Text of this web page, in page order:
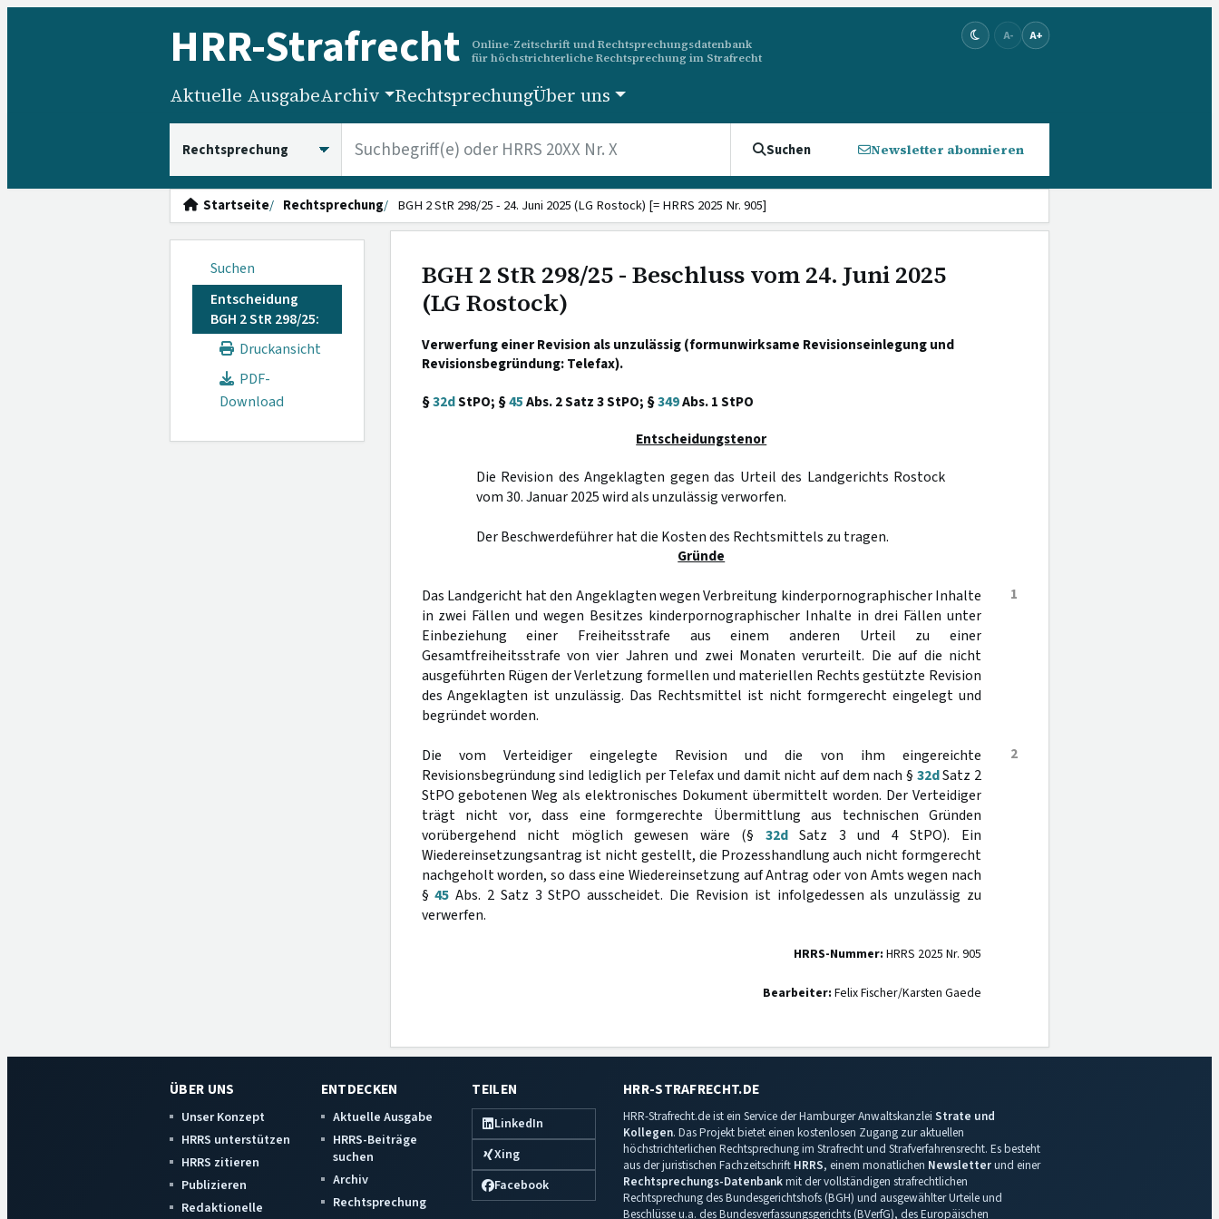
HRR-Strafrecht
Online-Zeitschrift und Rechtsprechungsdatenbank
für höchstrichterliche Rechtsprechung im Strafrecht
A- A+
Aktuelle AusgabeArchiv RechtsprechungÜber uns
Suchen Newsletter abonnieren
Startseite Rechtsprechung BGH 2 StR 298/25 - 24. Juni 2025 (LG Rostock) [= HRRS 2025 Nr. 905]
Suchen
Entscheidung
BGH 2 StR 298/25:
Druckansicht
PDF-
Download
BGH 2 StR 298/25 - Beschluss vom 24. Juni 2025
(LG Rostock)
Verwerfung einer Revision als unzulässig (formunwirksame Revisionseinlegung und
Revisionsbegründung: Telefax).
§32dStPO; §45Abs. 2 Satz 3 StPO; §349Abs. 1 StPO
Entscheidungstenor
Die Revision des Angeklagten gegen das Urteil des Landgerichts Rostock
vom 30. Januar 2025 wird als unzulässig verworfen.
Der Beschwerdeführer hat die Kosten des Rechtsmittels zu tragen.
Gründe
1
Das Landgericht hat den Angeklagten wegen Verbreitung kinderpornographischer Inhalte
in zwei Fällen und wegen Besitzes kinderpornographischer Inhalte in drei Fällen unter
Einbeziehung einer Freiheitsstrafe aus einem anderen Urteil zu einer
Gesamtfreiheitsstrafe von vier Jahren und zwei Monaten verurteilt. Die auf die nicht
ausgeführten Rügen der Verletzung formellen und materiellen Rechts gestützte Revision
des Angeklagten ist unzulässig. Das Rechtsmittel ist nicht formgerecht eingelegt und
begründet worden.
2
Die vom Verteidiger eingelegte Revision und die von ihm eingereichte
Revisionsbegründung sind lediglich per Telefax und damit nicht auf dem nach § 32dSatz 2
StPO gebotenen Weg als elektronisches Dokument übermittelt worden. Der Verteidiger
trägt nicht vor, dass eine formgerechte Übermittlung aus technischen Gründen
vorübergehend nicht möglich gewesen wäre (§ 32dSatz 3 und 4 StPO). Ein
Wiedereinsetzungsantrag ist nicht gestellt, die Prozesshandlung auch nicht formgerecht
nachgeholt worden, so dass eine Wiedereinsetzung auf Antrag oder von Amts wegen nach
§45 Abs. 2 Satz 3 StPO ausscheidet. Die Revision ist infolgedessen als unzulässig zu
verwerfen.
HRRS-Nummer: HRRS 2025 Nr. 905
Bearbeiter: Felix Fischer/Karsten Gaede
ÜBER UNS
Unser Konzept
HRRS unterstützen
HRRS zitieren
Publizieren
Redaktionelle
ENTDECKEN
Aktuelle Ausgabe
HRRS-Beiträge
suchen
Archiv
Rechtsprechung
TEILEN
LinkedIn
Xing
Facebook
HRR-STRAFRECHT.DE
HRR-Strafrecht.de ist ein Service der Hamburger Anwaltskanzlei Strate und
Kollegen. Das Projekt bietet einen kostenlosen Zugang zur aktuellen
höchstrichterlichen Rechtsprechung im Strafrecht und Strafverfahrensrecht. Es besteht
aus der juristischen Fachzeitschrift HRRS, einem monatlichen Newsletterund einer
Rechtsprechungs-Datenbankmit der vollständigen strafrechtlichen
Rechtsprechung des Bundesgerichtshofs (BGH) und ausgewählter Urteile und
Beschlüsse u.a. des Bundesverfassungsgerichts (BVerfG), des Europäischen